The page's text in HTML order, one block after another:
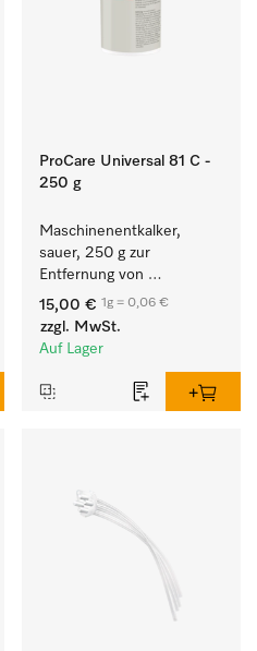
ProCare Universal 81 C -
250 g
Maschinenentkalker,
sauer, 250 g zur
Entfernung von
hartnäckigen
Kalkablagerungen.
15,00 € 1g = 0,06 €
zzgl. MwSt.
Auf Lager